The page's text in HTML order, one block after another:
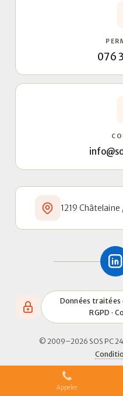
076
1219 Châtelaine
Données traitées
RGPD ·
© 2009–2026 SOS PC
Appeler